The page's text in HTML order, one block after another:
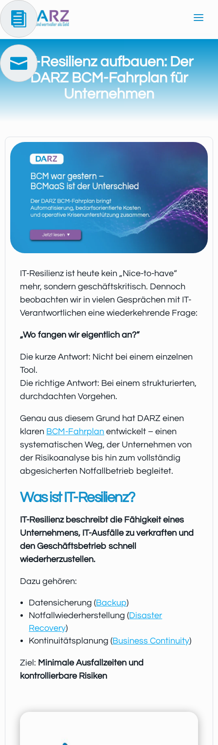
IT-Resilienz aufbauen: Der
DARZ BCM-Fahrplan für
Unternehmen
IT-Resilienz ist heute kein „Nice-to-have“
mehr, sondern geschäftskritisch. Dennoch
beobachten wir in vielen Gesprächen mit IT-
Verantwortlichen eine wiederkehrende Frage:
„Wo fangen wir eigentlich an?“
Die kurze Antwort: Nicht bei einem einzelnen
Tool.
Die richtige Antwort: Bei einem strukturierten,
durchdachten Vorgehen.
Genau aus diesem Grund hat DARZ einen
klaren BCM-Fahrplan entwickelt – einen
systematischen Weg, der Unternehmen von
der Risikoanalyse bis hin zum vollständig
abgesicherten Notfallbetrieb begleitet.
Was ist IT-Resilienz?
IT-Resilienz beschreibt die Fähigkeit eines
Unternehmens, IT-Ausfälle zu verkraften und
den Geschäftsbetrieb schnell
wiederherzustellen.
Dazu gehören:
Datensicherung (Backup)
Notfallwiederherstellung (Disaster
Recovery)
Kontinuitätsplanung (Business Continuity)
Ziel: Minimale Ausfallzeiten und
kontrollierbare Risiken

